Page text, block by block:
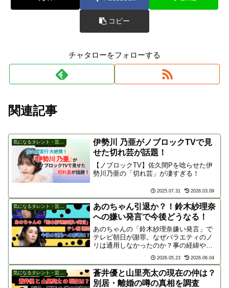
コピー
チャタローをフォローする
関連記事
気になるタレント・芸能人
伊勢川 乃亜がノブロックTVで見
せた切れ芸が話題！
【ノブロックTV】佐久間Pを唸らせた伊
勢川乃亜の「切れ芸」が凄すぎる！
2025.07.31 2026.03.09
あのちゃん引退か？！鈴木紗理奈
への嫌い発言で今後どうなる！
あのちゃんの「鈴木紗理奈嫌い発言」で
テレビ朝日が謝罪。なぜバラエティのノ
リは通用しなかったのか？事の経緯や
「嫌われ＝美味しい」の背景を解説し、
好感度低下などあのちゃんの今後の仕事
への影響について詳しく考察します。
2026.05.23 2026.06.04
蒼井優と山里亮太の現在の仲は？
別居・離婚の噂の真相を調査